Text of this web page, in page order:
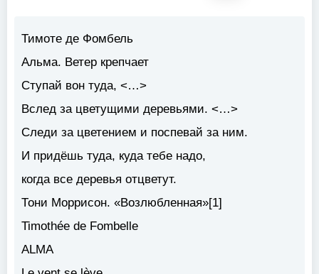
Тимоте де Фомбель
Альма. Ветер крепчает
Ступай вон туда, <…>
Вслед за цветущими деревьями. <…>
Следи за цветением и поспевай за ним.
И придёшь туда, куда тебе надо,
когда все деревья отцветут.
Тони Моррисон. «Возлюбленная»[1]
Timothée de Fombelle
ALMA